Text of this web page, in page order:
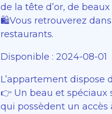
de la tête d’or, de
🛍️Vous retrouverez
restaurants.
Disponible : 2024-08-01
L’appartement dispose
👉 Un beau et
qui possèdent un